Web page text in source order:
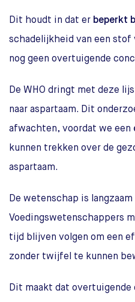
Dit houdt in dat er beperkt
schadelijkheid van een stof
nog geen overtuigende
De WHO dringt met deze
naar aspartaam. Dit
afwachten, voordat we een
kunnen trekken over de
aspartaam.
De wetenschap is
Voedingswetenschappers
tijd blijven volgen om een
zonder twijfel te kunnen
Dit maakt dat overtuigende